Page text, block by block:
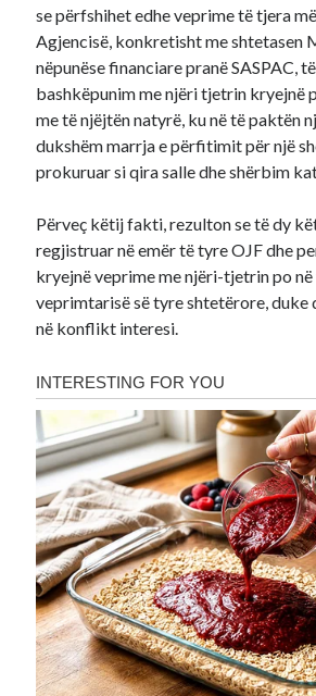
se përfshihet edhe veprime të tjera
Agjencisë, konkretisht me shtetasen
nëpunëse financiare pranë SASPAC,
bashkëpunim me njëri tjetrin kryejnë
me të njëjtën natyrë, ku në të paktën
dukshëm marrja e përfitimit për një
prokuruar si qira salle dhe shërbim
Përveç këtij fakti, rezulton se të dy
regjistruar në emër të tyre OJF dhe
kryejnë veprime me njëri-tjetrin po
veprimtarisë së tyre shtetërore, duke
në konflikt interesi.